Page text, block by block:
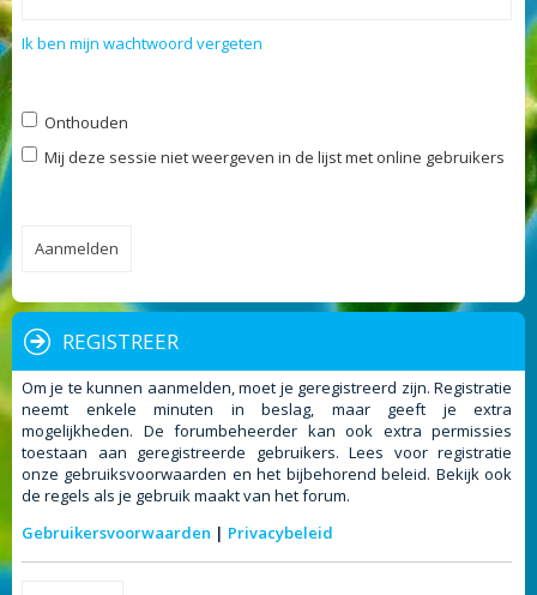
Ik ben mijn wachtwoord vergeten
Onthouden
Mij deze sessie niet weergeven in de lijst met online gebruikers
REGISTREER
Om je te kunnen aanmelden, moet je geregistreerd zijn. Registratie
neemt enkele minuten in beslag, maar geeft je extra
mogelijkheden. De forumbeheerder kan ook extra permissies
toestaan aan geregistreerde gebruikers. Lees voor registratie
onze gebruiksvoorwaarden en het bijbehorend beleid. Bekijk ook
de regels als je gebruik maakt van het forum.
Gebruikersvoorwaarden | Privacybeleid